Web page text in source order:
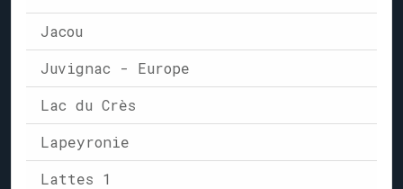
Jacou
Juvignac - Europe
Lac du Crès
Lapeyronie
Lattes 1